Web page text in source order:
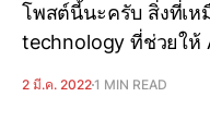
โพสต์นี้นะครับ สิ่งที่เ
technology ที่ช่วยให้
2 มี.ค. 20221 MIN READ